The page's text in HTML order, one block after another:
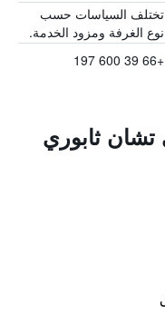
تختلف السياسات حسب
نوع الغرفة ومزود الخدمة.
+66 39 600 197
تشان ثابوري